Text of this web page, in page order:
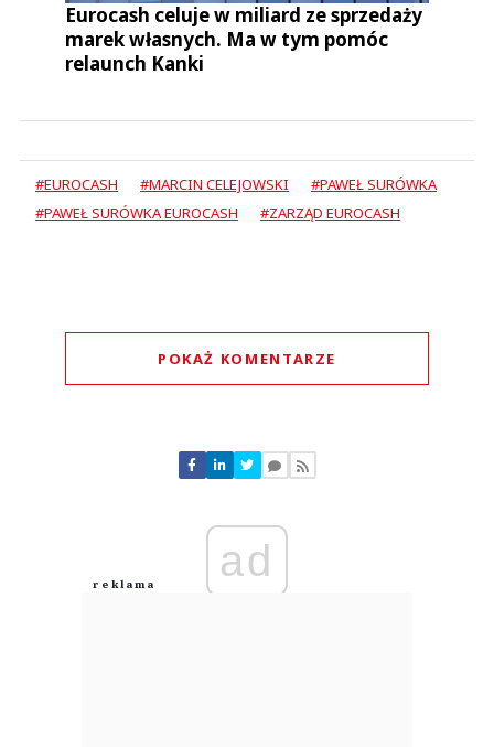
Eurocash celuje w miliard ze sprzedaży
marek własnych. Ma w tym pomóc
relaunch Kanki
#EUROCASH #MARCIN CELEJOWSKI
#PAWEŁ SURÓWKA
#PAWEŁ SURÓWKA EUROCASH
#ZARZĄD EUROCASH
POKAŻ KOMENTARZE
Nie znaleziono komentarzy
Zostaw swoje komentarze
Anuluj
ad